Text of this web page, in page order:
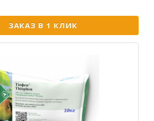
ЗАКАЗ В 1 КЛИК